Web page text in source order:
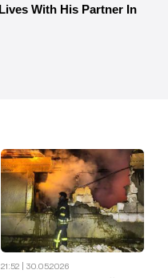
21:52 | 30.05.2026